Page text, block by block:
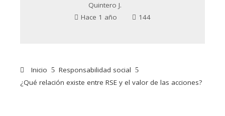
Quintero J.
Hace 1 año
144
Inicio
Responsabilidad social
¿Qué relación existe entre RSE y el valor de las acciones?